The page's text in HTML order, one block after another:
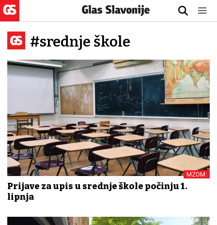
#srednje škole
MZOM:
Prijave za upis u srednje škole počinju 1.
lipnja